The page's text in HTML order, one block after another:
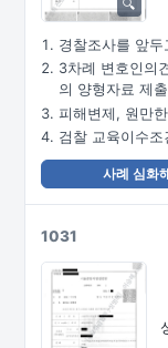
경찰조사를 앞
3차례 변호인의
의 양형자료 제
피해변제, 원만
검찰 교육이수
사례 심화
1031